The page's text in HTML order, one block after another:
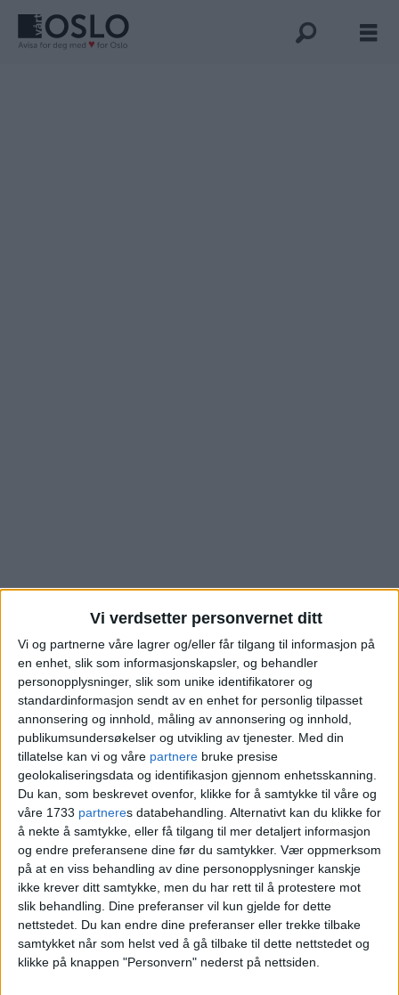
Vi verdsetter personvernet ditt
Vi og partnerne våre lagrer og/eller får tilgang til informasjon på
en enhet, slik som informasjonskapsler, og behandler
personopplysninger, slik som unike identifikatorer og
standardinformasjon sendt av en enhet for personlig tilpasset
annonsering og innhold, måling av annonsering og innhold,
publikumsundersøkelser og utvikling av tjenester. Med din
tillatelse kan vi og våre partnere bruke presise
geolokaliseringsdata og identifikasjon gjennom enhetsskanning.
Du kan, som beskrevet ovenfor, klikke for å samtykke til våre og
våre 1733 partneres databehandling. Alternativt kan du klikke for
å nekte å samtykke, eller få tilgang til mer detaljert informasjon
og endre preferansene dine før du samtykker. Vær oppmerksom
på at en viss behandling av dine personopplysninger kanskje
ikke krever ditt samtykke, men du har rett til å protestere mot
slik behandling. Dine preferanser vil kun gjelde for dette
nettstedet. Du kan endre dine preferanser eller trekke tilbake
samtykket når som helst ved å gå tilbake til dette nettstedet og
klikke på knappen "Personvern" nederst på nettsiden.
Boligen i Anna Sethnes
gate på Torshov er
akkurat solgt. Se hva
den gikk for
Blokkleilighet på Torshov solgt fra Trine Nord
Myklebust til André Kjernes.
VårtOslo
04.07.2026 - 09:14